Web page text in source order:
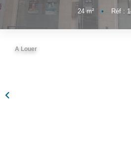
24m² • Réf :
A Louer